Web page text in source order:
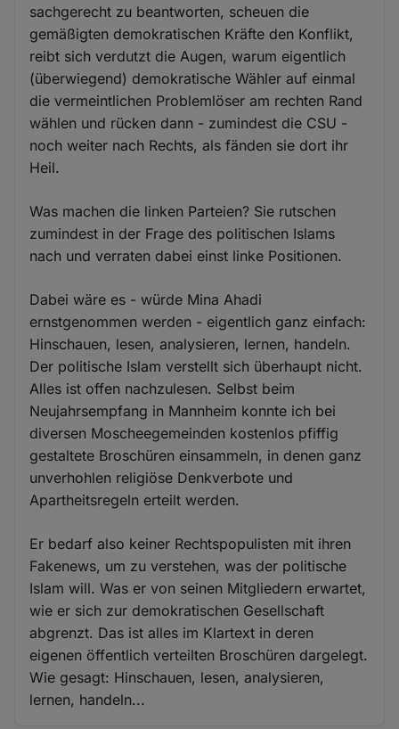
sachgerecht zu beantworten, scheuen die
gemäßigten demokratischen Kräfte den Konflikt,
reibt sich verdutzt die Augen, warum eigentlich
(überwiegend) demokratische Wähler auf einmal
die vermeintlichen Problemlöser am rechten Rand
wählen und rücken dann - zumindest die CSU -
noch weiter nach Rechts, als fänden sie dort ihr
Heil.
Was machen die linken Parteien? Sie rutschen
zumindest in der Frage des politischen Islams
nach und verraten dabei einst linke Positionen.
Dabei wäre es - würde Mina Ahadi
ernstgenommen werden - eigentlich ganz einfach:
Hinschauen, lesen, analysieren, lernen, handeln.
Der politische Islam verstellt sich überhaupt nicht.
Alles ist offen nachzulesen. Selbst beim
Neujahrsempfang in Mannheim konnte ich bei
diversen Moscheegemeinden kostenlos pfiffig
gestaltete Broschüren einsammeln, in denen ganz
unverhohlen religiöse Denkverbote und
Apartheitsregeln erteilt werden.
Er bedarf also keiner Rechtspopulisten mit ihren
Fakenews, um zu verstehen, was der politische
Islam will. Was er von seinen Mitgliedern erwartet,
wie er sich zur demokratischen Gesellschaft
abgrenzt. Das ist alles im Klartext in deren
eigenen öffentlich verteilten Broschüren dargelegt.
Wie gesagt: Hinschauen, lesen, analysieren,
lernen, handeln...